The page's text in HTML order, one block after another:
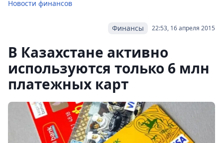
Новости финансов
22:53, 16 апреля 2015
Финансы
В Казахстане активно
используются только 6 млн
платежных карт